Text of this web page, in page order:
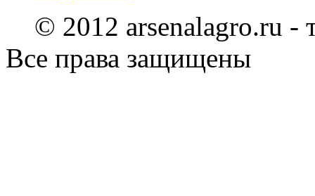
© 2012 arsenalagro.ru -
Все права защищены